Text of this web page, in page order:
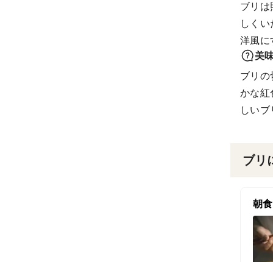
ブリは
しく
洋風に
美
ブリの
かな紅
しい
ブリ